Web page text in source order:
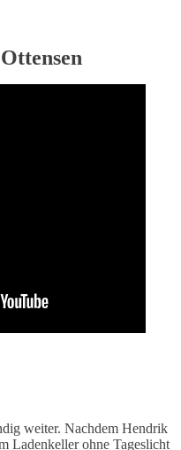
weiter. Nachdem Hendrik
Ladenkeller ohne Tageslicht